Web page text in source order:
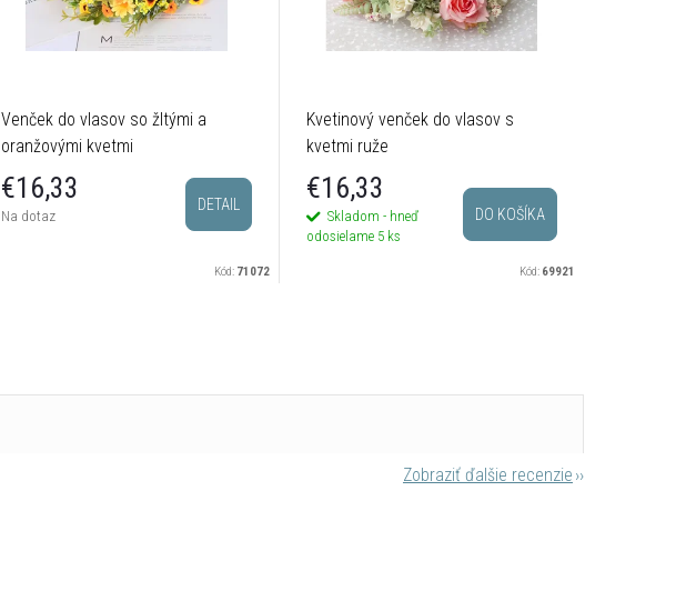
Venček do vlasov so žltými a
oranžovými kvetmi
€16,33
Na dotaz
DETAIL
Kód: 71072
Kvetinový venček do vlasov s
kvetmi ruže
€16,33
Skladom - hneď
odosielame 5 ks
DO KOŠÍKA
Kód: 69921
Zobraziť ďalšie recenzie